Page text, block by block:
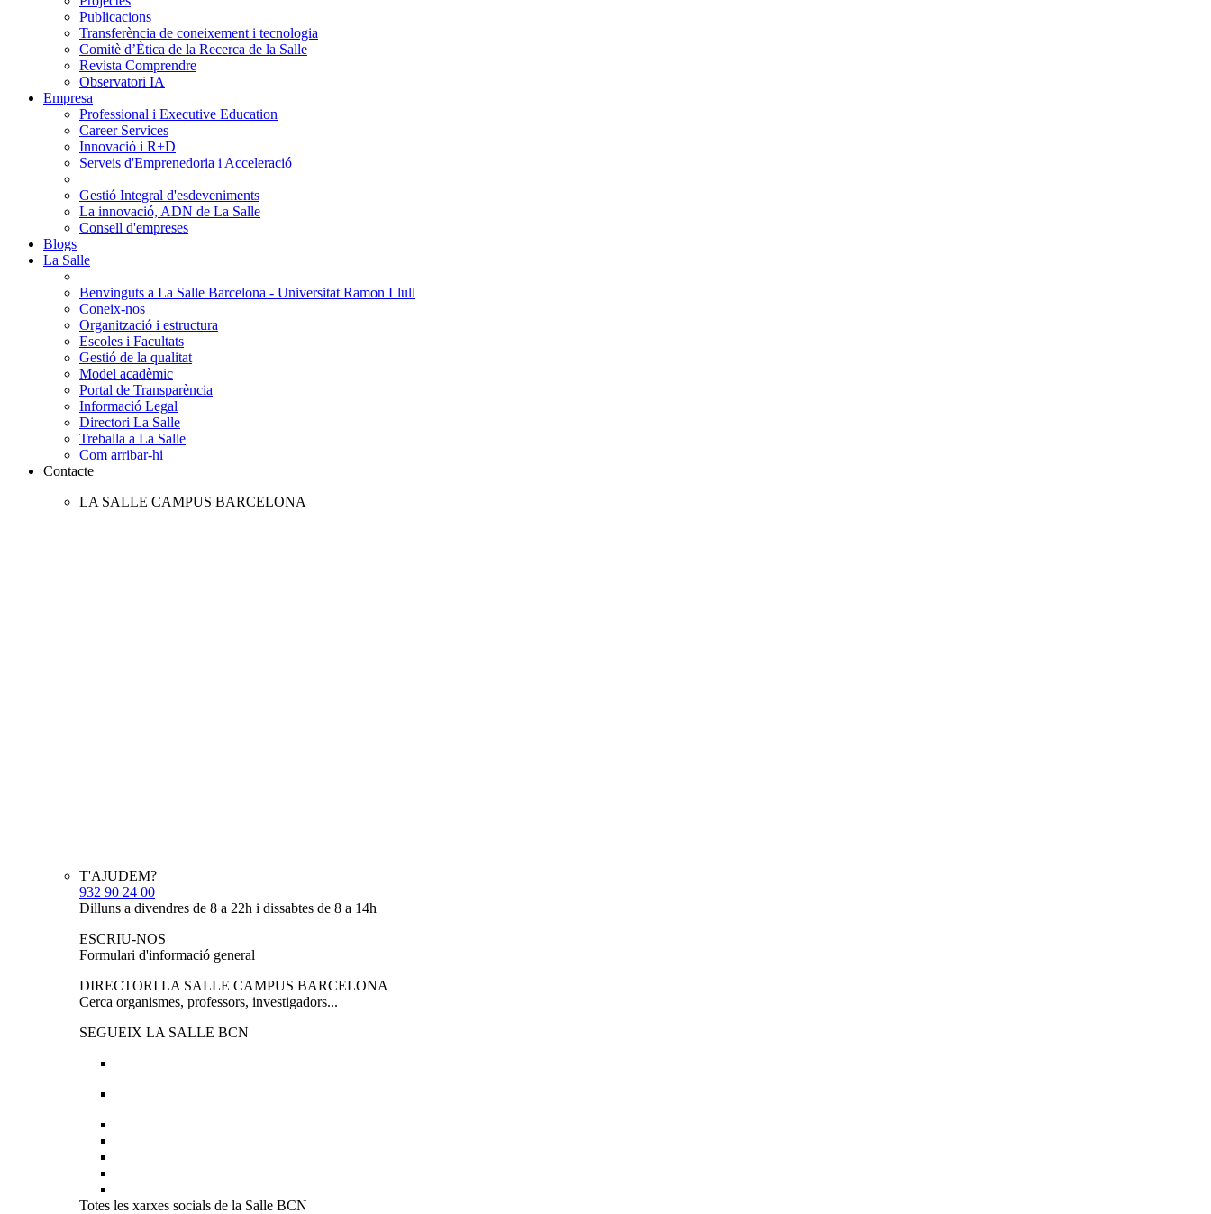
Publicacions
Transferència de coneixement i tecnologia
Comitè d’Ètica de la Recerca de la Salle
Revista Comprendre
Observatori IA
Empresa
Professional i Executive Education
Career Services
Innovació i R+D
Serveis d'Emprenedoria i Acceleració
Gestió Integral d'esdeveniments
La innovació, ADN de La Salle
Consell d'empreses
Blogs
La Salle
Benvinguts a La Salle Barcelona - Universitat Ramon Llull
Coneix-nos
Organització i estructura
Escoles i Facultats
Gestió de la qualitat
Model acadèmic
Portal de Transparència
Informació Legal
Directori La Salle
Treballa a La Salle
Com arribar-hi
Contacte
LA SALLE CAMPUS BARCELONA
T'AJUDEM?
932 90 24 00
Dilluns a divendres de 8 a 22h i dissabtes de 8 a 14h
ESCRIU-NOS
Formulari d'informació general
DIRECTORI LA SALLE CAMPUS BARCELONA
Cerca organismes, professors, investigadors...
SEGUEIX LA SALLE BCN
Totes les xarxes socials de la Salle BCN